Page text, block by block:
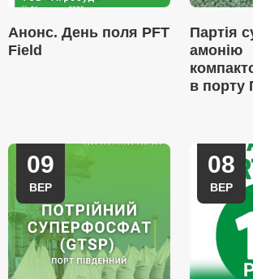
Анонс. День поля PFT
Field
Партія
амонію
в порту
09
ВЕР
08
ВЕР